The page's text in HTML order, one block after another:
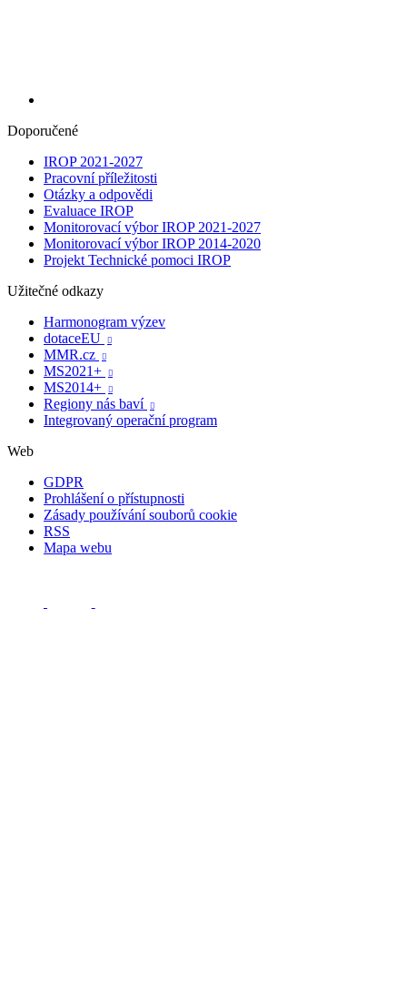
Doporučené
IROP 2021-2027
Pracovní příležitosti
Otázky a odpovědi
Evaluace IROP
Monitorovací výbor IROP 2021-2027
Monitorovací výbor IROP 2014-2020
Projekt Technické pomoci IROP
Užitečné odkazy
Harmonogram výzev
dotaceEU

MMR.cz 
MS2021+ 
MS2014+ 
Regiony nás baví 
Integrovaný operační program
Web
GDPR
Prohlášení o přístupnosti
Zásady používání souborů cookie
RSS
Mapa webu